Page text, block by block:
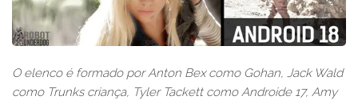
O elenco é formado por Anton Bex como Gohan, Jack Wald
como Trunks criança, Tyler Tackett como Androide 17, Amy